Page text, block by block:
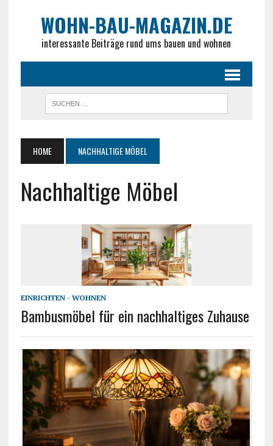
WOHN-BAU-MAGAZIN.DE
interessante Beiträge rund ums bauen und wohnen
HOME NACHHALTIGE MÖBEL
Nachhaltige Möbel
EINRICHTEN - WOHNEN
Bambusmöbel für ein nachhaltiges Zuhause